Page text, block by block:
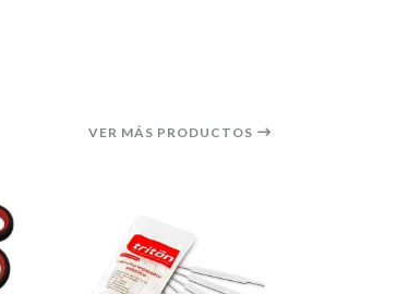
VER MÁS PRODUCTOS